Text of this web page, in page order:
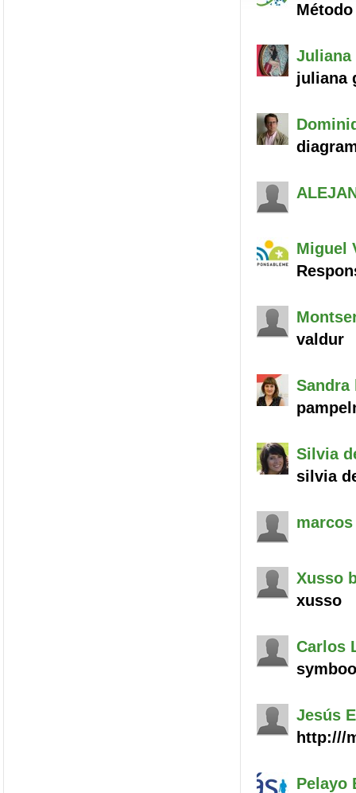
Juliana
juliana
Miguel
valdur
Sandra
Silvia
silvia
marcos
Xusso
xusso
Carlos
Jesús
http:///
Pelayo